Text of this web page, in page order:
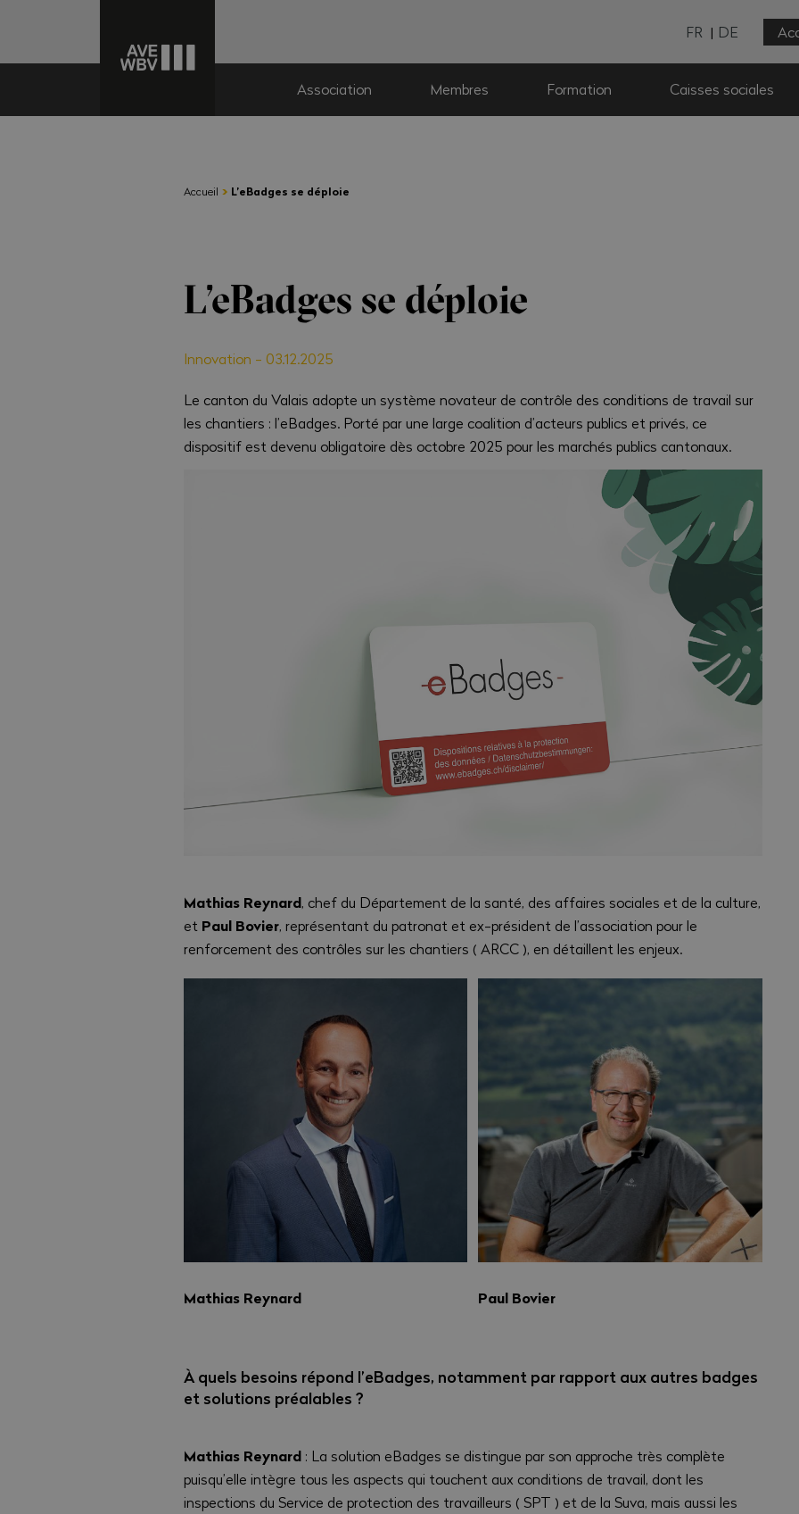
FR DE
Association Membres Formation Caisses sociales
Accueil › L’eBadges se déploie
L’eBadges se déploie
Innovation - 03.12.2025
Le canton du Valais adopte un système novateur de contrôle des conditions de travail sur
les chantiers : l’eBadges. Porté par une large coalition d’acteurs publics et privés, ce
dispositif est devenu obligatoire dès octobre 2025 pour les marchés publics cantonaux.
Mathias Reynard, chef du Département de la santé, des affaires sociales et de la culture,
et Paul Bovier, représentant du patronat et ex-président de l’association pour le
renforcement des contrôles sur les chantiers ( ARCC ), en détaillent les enjeux.
Mathias Reynard Paul Bovier
À quels besoins répond l’eBadges, notamment par rapport aux autres badges
et solutions préalables ?
Mathias Reynard : La solution eBadges se distingue par son approche très complète
puisqu’elle intègre tous les aspects qui touchent aux conditions de travail, dont les
inspections du Service de protection des travailleurs ( SPT ) et de la Suva, mais aussi les